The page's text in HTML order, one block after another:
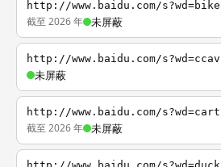
http://www.baidu.com/s?wd=bike
截至 2026 年 未屏蔽
http://www.baidu.com/s?wd=ccav
未屏蔽
http://www.baidu.com/s?wd=cart
截至 2026 年 未屏蔽